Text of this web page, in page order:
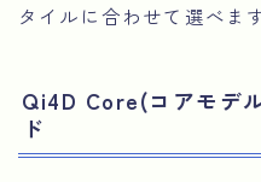
タイルに合わせて選べます
Qi4D Core(コアモデ
ド